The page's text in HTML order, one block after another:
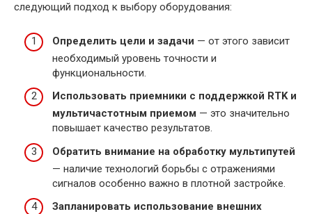
следующий подход к выбору оборудования:
Определить цели и задачи — от этого зависит
необходимый уровень точности и
функциональности.
Использовать приемники с поддержкой RTK и
мультичастотным приемом — это значительно
повышает качество результатов.
Обратить внимание на обработку мультипутей
— наличие технологий борьбы с отражениями
сигналов особенно важно в плотной застройке.
Запланировать использование внешних